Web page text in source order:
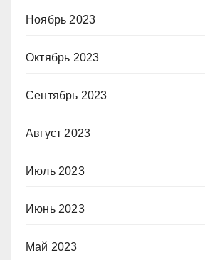
Ноябрь 2023
Октябрь 2023
Сентябрь 2023
Август 2023
Июль 2023
Июнь 2023
Май 2023